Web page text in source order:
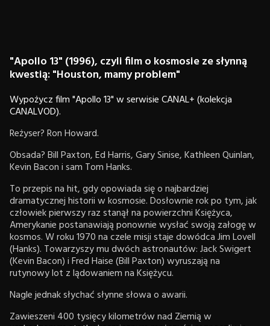
"Apollo 13" (1996), czyli film o kosmosie ze słynną
kwestią: "Houston, mamy problem"
Wypożycz film "Apollo 13" w serwisie CANAL+ (kolekcja
CANALVOD).
Reżyser? Ron Howard.
Obsada? Bill Paxton, Ed Harris, Gary Sinise, Kathleen Quinlan,
Kevin Bacon i sam Tom Hanks.
To przepis na hit, gdy opowiada się o najbardziej
dramatycznej historii w kosmosie. Dosłownie rok po tym, jak
człowiek pierwszy raz stanął na powierzchni Księżyca,
Amerykanie postanawiają ponownie wysłać swoją załogę w
kosmos. W roku 1970 na czele misji staje dowódca Jim Lovell
(Hanks). Towarzyszy mu dwóch astronautów: Jack Swigert
(Kevin Bacon) i Fred Haise (Bill Paxton) wyruszają na
rutynowy lot z lądowaniem na Księżycu.
Nagle jednak słychać słynne słowa o awarii.
Zawieszeni 400 tysięcy kilometrów nad Ziemią w